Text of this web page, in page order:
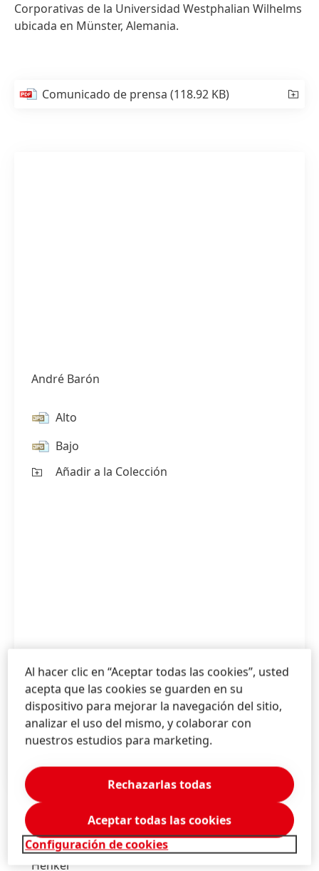
Corporativas de la Universidad Westphalian Wilhelms
ubicada en Münster, Alemania.
Comunicado de prensa(118.92 KB)
André Barón
Alto
Bajo
Añadir a la Colección
1 de 3
RodrigoGómez
Henkel
Al hacer clic en “Aceptar todas las cookies”, usted
acepta que las cookies se guarden en su
dispositivo para mejorar la navegación del sitio,
analizar el uso del mismo, y colaborar con
nuestros estudios para marketing.
Configuración de cookies
Rechazarlas todas
Aceptar todas las cookies